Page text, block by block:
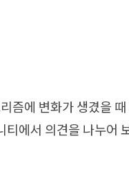
즘에 변화가 생겼을
에서 의견을 나누어